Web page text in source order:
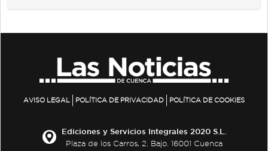
AVISO LEGAL POLÍTICA DE PRIVACIDAD POLÍTICA DE COOKIES
Ediciones y Servicios Integrales 2020 S.L.
Plaza de los Carros, 2. Bajo. 16001 Cuenca